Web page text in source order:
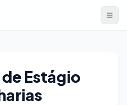
Estágio